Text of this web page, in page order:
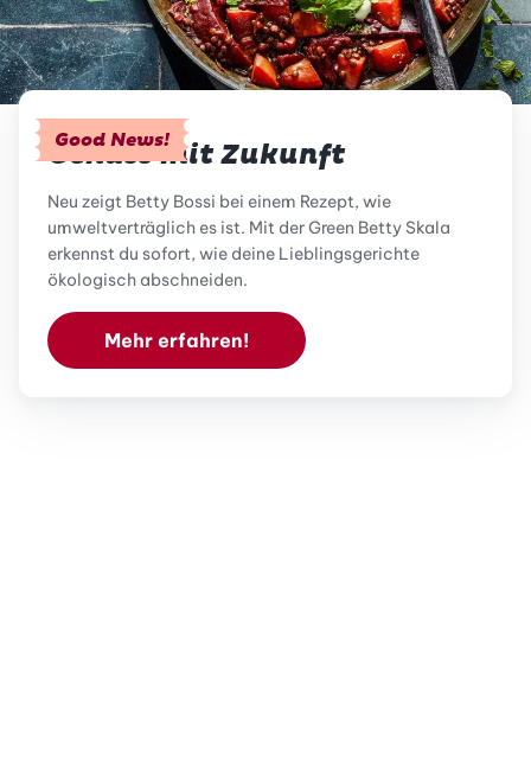
Good News!
Genuss mit Zukunft
Neu zeigt Betty Bossi bei einem Rezept, wie
umweltverträglich es ist. Mit der Green Betty Skala
erkennst du sofort, wie deine Lieblingsgerichte
ökologisch abschneiden.
Mehr erfahren!